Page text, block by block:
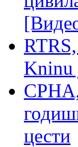
Kninu
СРНА,
цести